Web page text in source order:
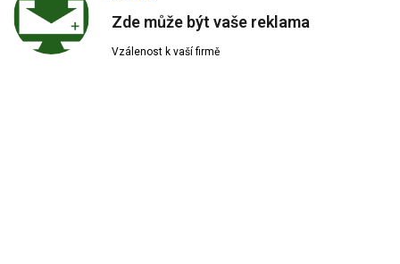
Zde může být vaše reklama
Vzálenost k vaší firmě